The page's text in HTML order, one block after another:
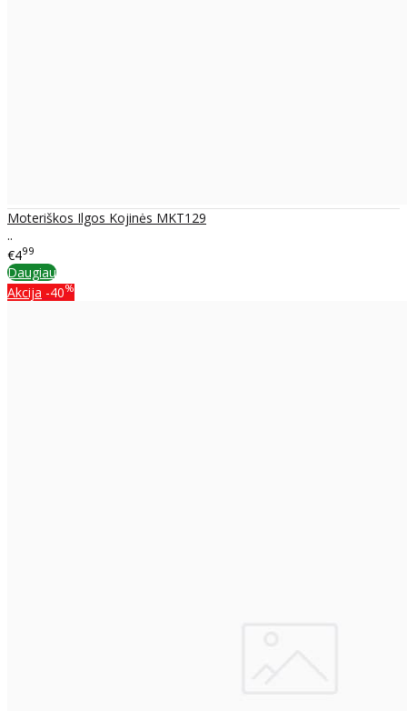
Moteriškos Ilgos Kojinės MKT129
..
€499
Daugiau
Akcija -40%